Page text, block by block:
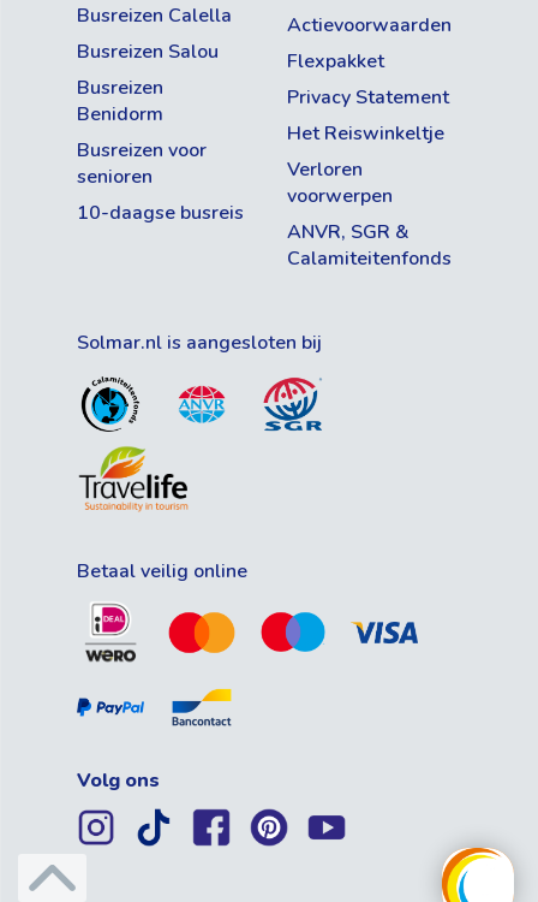
Busreizen Calella
Busreizen Salou
Busreizen
Benidorm
Busreizen voor
senioren
10-daagse busreis
Actievoorwaarden
Flexpakket
Privacy Statement
Het Reiswinkeltje
Verloren
voorwerpen
ANVR, SGR &
Calamiteitenfonds
Solmar.nl is aangesloten bij
Betaal veilig online
Volg ons